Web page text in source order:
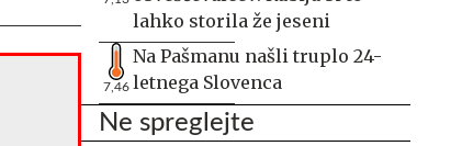
lahko storila že jeseni
7,46
Na Pašmanu našli truplo 24-
letnega Slovenca
Ne spreglejte